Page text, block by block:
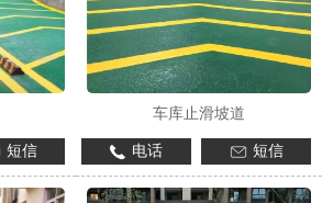
短信
车库止滑坡道
电话 短信